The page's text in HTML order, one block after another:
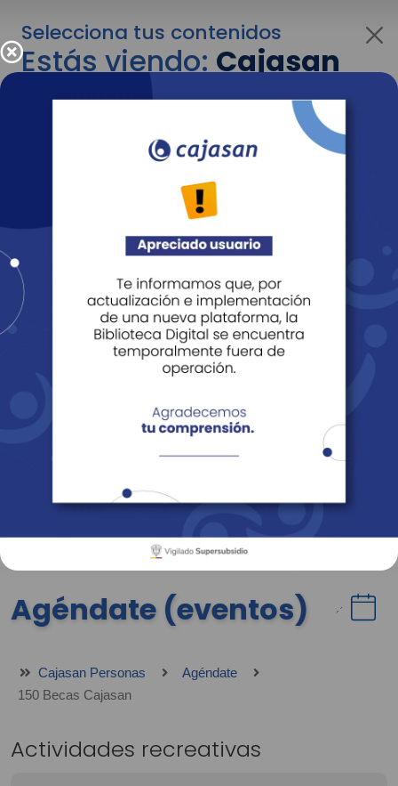
Selecciona tus contenidos
Estás viendo:Cajasan
para personas
Para cambiar al contenido de tu interés más
adelante recuerda utilizar el menú
Revista Fácil Vivir
Sedes Directorio Servicios En Línea
Agéndate (eventos)
Cajasan Personas
Agéndate
150 Becas Cajasan
Actividades recreativas